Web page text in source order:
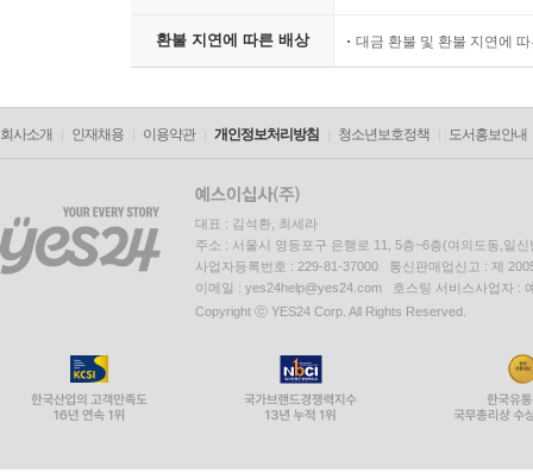
환불 지연에 따른 배상 대금 환불 및 환불 지연에
회사소개 인재채용 이용약관 개인정보처리방침 청소년보호정책 도서홍보안내
대표 : 김석환, 최세라
주소 : 서울시 영등포구 은행로 11, 5층~6층(여의도동,일신
사업자등록번호 : 229-81-37000 통신판매업신고 : 제
이메일 : yes24help@yes24.com 호스팅 서비스사업자 :
Copyright ⓒ YES24 Corp. All Rights Reserved.